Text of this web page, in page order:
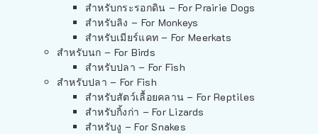
สำหรับกระรอกดิน – For Prairie Dogs
สำหรับลิง – For Monkeys
สำหรับเมียร์แคท – For Meerkats
สำหรับนก – For Birds
สำหรับปลา – For Fish
สำหรับปลา – For Fish
สำหรับสัตว์เลื้อยคลาน – For Reptiles
สำหรับกิ้งก่า – For Lizards
สำหรับงู – For Snakes